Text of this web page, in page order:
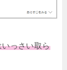
っさい取ら